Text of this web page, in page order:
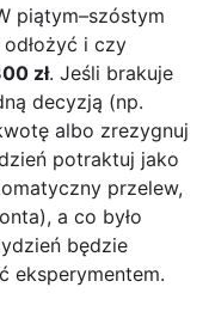
piątym–szóstym
i czy
zł. Jeśli brakuje
decyzją (np.
albo zrezygnuj
potraktuj jako
przelew,
a co było
będzie
eksperymentem.